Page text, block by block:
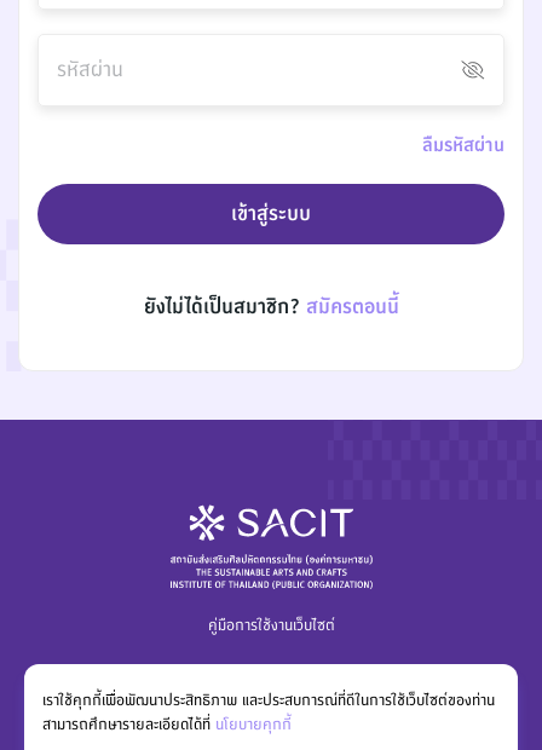
รหัสผ่าน
ลืมรหัสผ่าน
เข้าสู่ระบบ
ยังไม่ได้เป็นสมาชิก? สมัครตอนนี้
คู่มือการใช้งานเว็บไซต์
เราใช้คุกกี้เพื่อพัฒนาประสิทธิภาพ และประสบการณ์ที่ดีในการใช้เว็บไซต์ของท่าน
สามารถศึกษารายละเอียดได้ที่ นโยบายคุกกี้